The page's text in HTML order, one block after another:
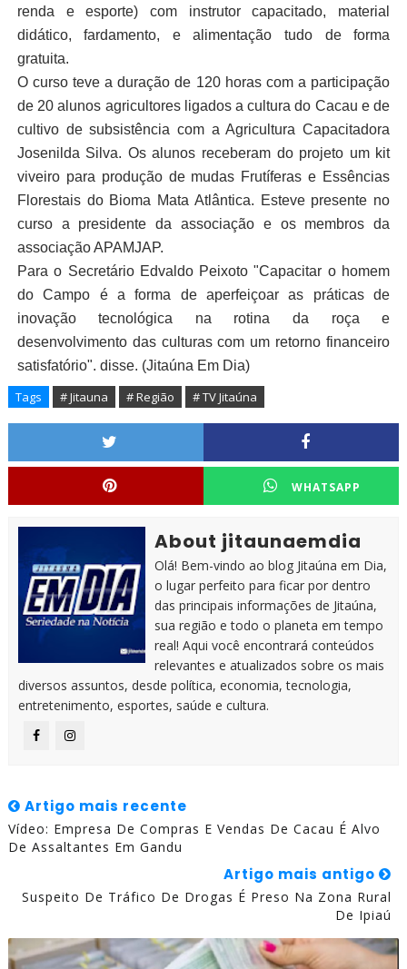
renda e esporte) com instrutor capacitado, material
didático, fardamento, e alimentação tudo de forma
gratuita.
O curso teve a duração de 120 horas com a participação
de 20 alunos agricultores ligados a cultura do Cacau e de
cultivo de subsistência com a Agricultura Capacitadora
Josenilda Silva. Os alunos receberam do projeto um kit
viveiro para produção de mudas Frutíferas e Essências
Florestais do Bioma Mata Atlântica. Esteve presente no
curso a presidente da associação e os membros da
associação APAMJAP.
Para o Secretário Edvaldo Peixoto "Capacitar o homem
do Campo é a forma de aperfeiçoar as práticas de
inovação tecnológica na rotina da roça e
desenvolvimento das culturas com um retorno financeiro
satisfatório". disse. (Jitaúna Em Dia)
Tags # Jitauna # Região # TV Jitaúna
WHATSAPP
About jitaunaemdia
Olá! Bem-vindo ao blog Jitaúna em Dia,
o lugar perfeito para ficar por dentro
das principais informações de Jitaúna,
sua região e todo o planeta em tempo
real! Aqui você encontrará conteúdos
relevantes e atualizados sobre os mais
diversos assuntos, desde política, economia, tecnologia,
entretenimento, esportes, saúde e cultura.
Artigo mais recente
Vídeo: Empresa De Compras E Vendas De Cacau É Alvo
De Assaltantes Em Gandu
Artigo mais antigo
Suspeito De Tráfico De Drogas É Preso Na Zona Rural
De Ipiaú